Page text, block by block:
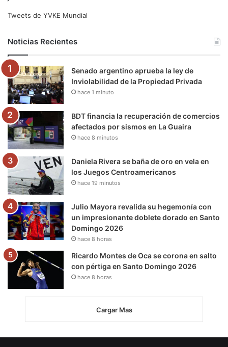
e
o
o
k
t
e
r
b
e
g
r
m
r
a
k
Tweets de YVKE Mundial
Noticias Recientes
Senado argentino aprueba la ley de
Inviolabilidad de la Propiedad Privada
hace 1 minuto
BDT financia la recuperación de comercios
afectados por sismos en La Guaira
hace 8 minutos
Daniela Rivera se baña de oro en vela en
los Juegos Centroamericanos
hace 19 minutos
Julio Mayora revalida su hegemonía con
un impresionante doblete dorado en Santo
Domingo 2026
hace 8 horas
Ricardo Montes de Oca se corona en salto
con pértiga en Santo Domingo 2026
hace 8 horas
Cargar Mas